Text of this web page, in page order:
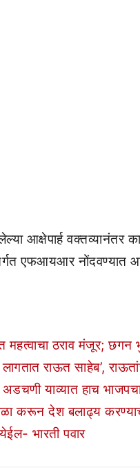
आक्षेपार्ह वक्तव्यानंतर
एफआयआर नोंदवण्यात
महत्वाचा ठराव मंजूर; छगन
राऊत साहेब’,
अडचणी याव्यात हाच
करून देश बलाढ्य
भारती पवार